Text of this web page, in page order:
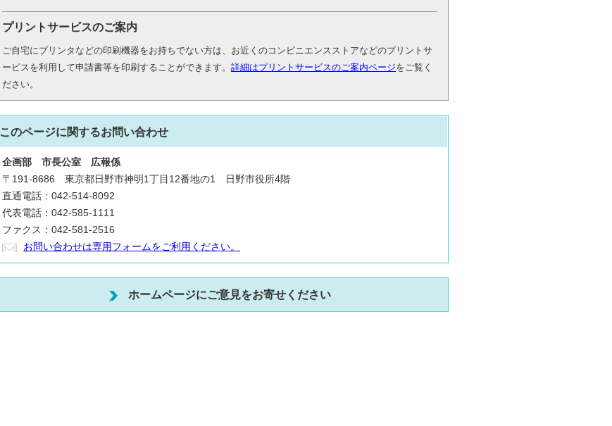
プリントサービスのご案内
ご自宅にプリンタなどの印刷機器をお持ちでない方は、お近くのコンビニエンスストアなどのプリントサ
ービスを利用して申請書等を印刷することができます。 詳細はプリントサービスのご案内ページをご覧く
ださい。
このページに関するお問い合わせ
企画部 市長公室 広報係
〒191-8686 東京都日野市神明1丁目12番地の1 日野市役所4階
直通電話：042-514-8092
代表電話：042-585-1111
ファクス：042-581-2516
お問い合わせは専用フォームをご利用ください。
ホームページにご意見をお寄せください